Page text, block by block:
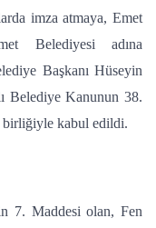
imza atmaya, Emet
Belediyesi adına
Başkanı Hüseyin
Belediye Kanunun 38.
birliğiyle kabul edildi.
7. Maddesi olan, Fen